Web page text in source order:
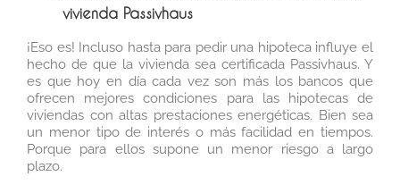
vivienda Passivhaus
¡Eso es! Incluso hasta para pedir una hipoteca influye el
hecho de que la vivienda sea certificada Passivhaus. Y
es que hoy en día cada vez son más los bancos que
ofrecen mejores condiciones para las hipotecas de
viviendas con altas prestaciones energéticas. Bien sea
un menor tipo de interés o más facilidad en tiempos.
Porque para ellos supone un menor riesgo a largo
plazo.